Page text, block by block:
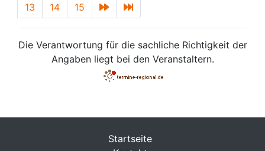
13
14 15
Die Verantwortung für die sachliche Richtigkeit der
Angaben liegt bei den Veranstaltern.
Startseite